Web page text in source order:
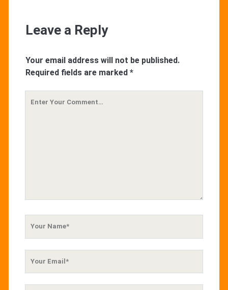
Leave a Reply
Your email address will not be published.
Required fields are marked *